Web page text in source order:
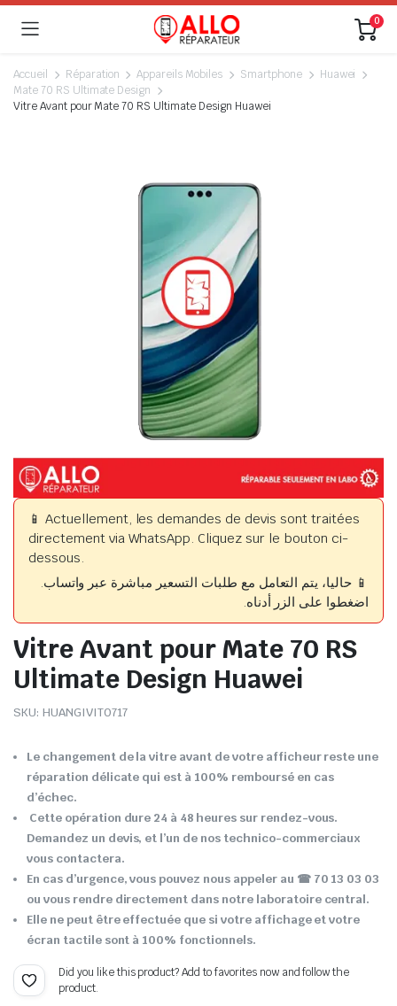
0
Accueil Réparation Appareils Mobiles Smartphone
Huawei
Mate 70 RS Ultimate Design
Vitre Avant pour Mate 70 RS Ultimate Design Huawei
📱 Actuellement, les demandes de devis sont traitées
directement via WhatsApp. Cliquez sur le bouton ci-
dessous.
📱 حاليا، يتم التعامل مع طلبات التسعير مباشرة عبر واتساب.
اضغطوا على الزر أدناه.
Vitre Avant pour Mate 70 RS
Ultimate Design Huawei
SKU: HUANGIVIT0717
Le changement de la vitre avant de votre afficheur reste une
réparation délicate qui est à 100% remboursé en cas
d’échec.
Cette opération dure 24 à 48 heures sur rendez-vous.
Demandez un devis, et l’un de nos technico-commerciaux
vous contactera.
En cas d’urgence, vous pouvez nous appeler au ☎ 70 13 03 03
ou vous rendre directement dans notre laboratoire central.
Elle ne peut être effectuée que si votre affichage et votre
écran tactile sont à 100% fonctionnels.
Did you like this product? Add to favorites now and follow the
product.